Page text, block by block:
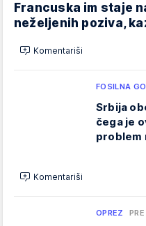
Francuska im staje
neželjenih poziva,
Komentariši
FOSILNA
Srbija
čega je
problem
Komentariši
OPREZ PRE